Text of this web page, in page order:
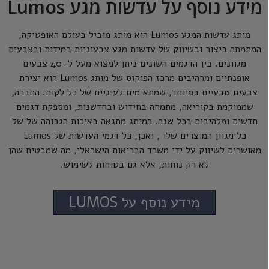
מידע נוסף על עדשות מגע Lumos
מותג עדשות המגע Lumos הוא מותג מוביל בעולם האופטיקה,
המתמחה ביצור ובשיווק של עדשות מגע צבעוניות במידות ובצבעים
מגוונים. בין הדגמים השונים ניתן למצוא מעל ל-40 צבעים
אופנתיים ומרהיבים מרכז הפוקוס של מותג Lumos הוא יצירת
צבעים טבעיים במיוחד, שמתאימים לעיניים של כל לקוח. החברה,
שממוקמת בקוריאה, מתמחה בחידוש ובחדשנות, ומספקת דגמים
חדשים ומלהיבים בכל שנה. המותג מתגאה באיכות הגבוהה של של
כל מגוון המוצרים שלו , ואכן, כל דגמי העדשות של Lumos
מאושרים לשיווק על ידי משרד הבריאות הישראלי, מה שמבטיח שהן
לא רק נוחות, אלא גם בטוחות לשימוש.
מידע נוסף על LUMOS